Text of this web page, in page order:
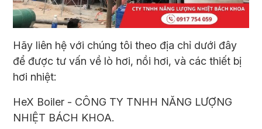
Hãy liên hệ với chúng tôi theo địa chỉ dưới đây
để được tư vấn về lò hơi, nồi hơi, và các thiết bị
hơi nhiệt:
HeX Boiler - CÔNG TY TNHH NĂNG LƯỢNG
NHIỆT BÁCH KHOA.